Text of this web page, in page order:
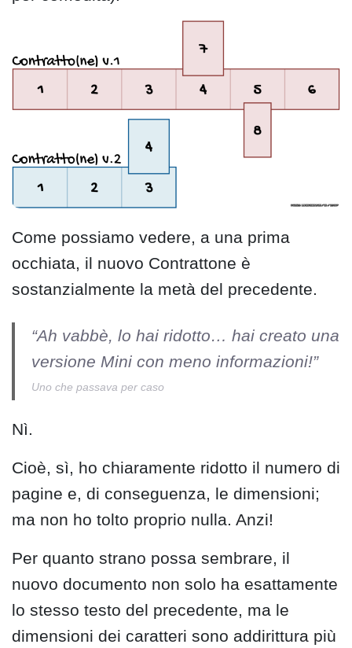
Come possiamo vedere, a una prima
occhiata, il nuovo Contrattone è
sostanzialmente la metà del precedente.
“Ah vabbè, lo hai ridotto… hai creato una
versione Mini con meno informazioni!”
Uno che passava per caso
Nì.
Cioè, sì, ho chiaramente ridotto il numero di
pagine e, di conseguenza, le dimensioni;
ma non ho tolto proprio nulla. Anzi!
Per quanto strano possa sembrare, il
nuovo documento non solo ha esattamente
lo stesso testo del precedente, ma le
dimensioni dei caratteri sono addirittura più